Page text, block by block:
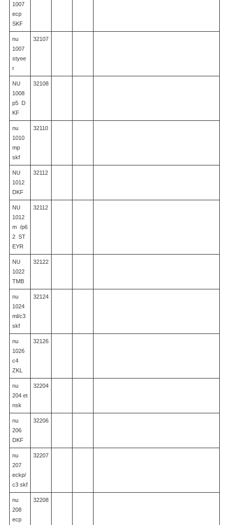
1007
ecp
SKF
nu
1007
styee
r
32107
NU
1008
p5 D
KF
32108
nu
1010
mp
skf
32110
NU
1012
DKF
32112
NU
1012
m /p6
2 ST
EYR
32112
NU
1022
TMB
32122
nu
1024
ml/c3
skf
32124
nu
1026
c4
ZKL
32126
nu
204 et
nsk
32204
nu
206
DKF
32206
nu
207
eckp/
c3 skf
32207
nu
208
ecp
32208